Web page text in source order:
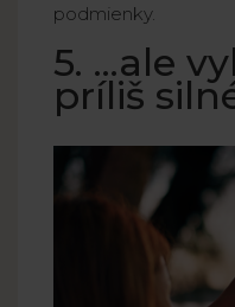
podmienky.
5. ...ale
príliš